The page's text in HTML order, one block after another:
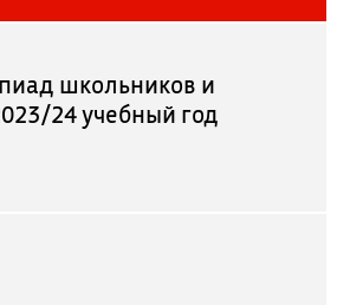
школьников и
24 учебный год